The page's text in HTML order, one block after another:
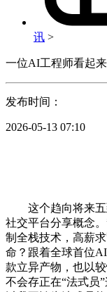
讯 >
一位AI工程师看起
发布时间：
2026-05-13 07:10
这个趋向将来五
社交平台分享概念
制全栈技术，高薪
命？跟着全球首位
款立异产物，也以
不会存正在“法式员